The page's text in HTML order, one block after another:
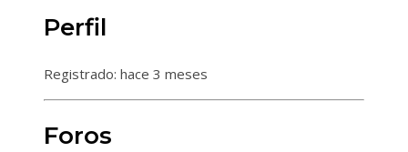
Perfil
Registrado: hace 3 meses
Foros